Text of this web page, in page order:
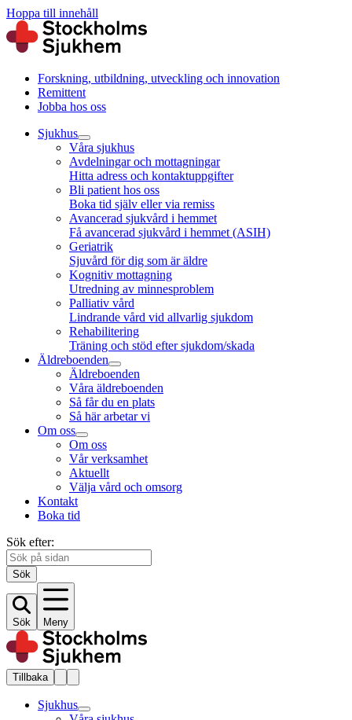
Hoppa till innehåll
Forskning, utbildning, utveckling och innovation
Remittent
Jobba hos oss
Sjukhus
Våra sjukhus
Avdelningar och mottagningar
Hitta adress och kontaktuppgifter
Bli patient hos oss
Boka tid själv eller via remiss
Avancerad sjukvård i hemmet
Få avancerad sjukvård i hemmet (ASIH)
Geriatrik
Sjuvård för dig som är äldre
Kognitiv mottagning
Utredning av minnesproblem
Palliativ vård
Lindrande vård vid allvarlig sjukdom
Rehabilitering
Träning och stöd efter sjukdom/skada
Äldreboenden
Äldreboenden
Våra äldreboenden
Så får du en plats
Så här arbetar vi
Om oss
Om oss
Vår verksamhet
Aktuellt
Välja vård och omsorg
Kontakt
Boka tid
Sök efter:
Sök
Sök Meny
Tillbaka
Sjukhus